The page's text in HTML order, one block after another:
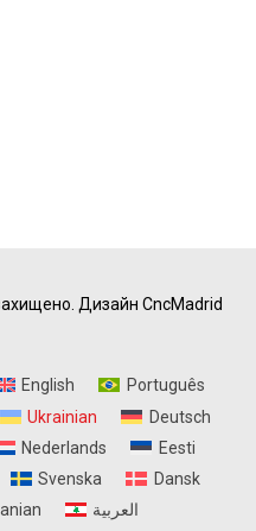
Дизайн CncMadrid
English
Português
Ukrainian
Deutsch
Nederlands
Eesti
Svenska
Dansk
العربية